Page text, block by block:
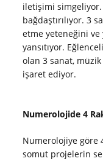
iletişimi simgeliyor.
bağdaştırılıyor. 3
etme yeteneğini ve
yansıtıyor.
olan 3 sanat,
işaret ediyor.
Numerolojide 4
Numerolojiye göre
somut projelerin